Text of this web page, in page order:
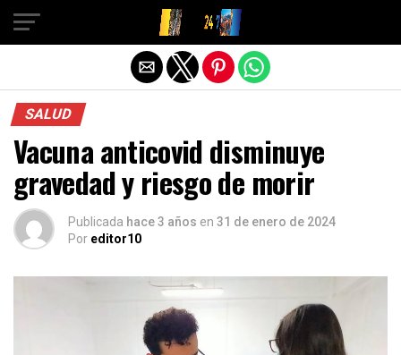
SALUD
Vacuna anticovid disminuye
gravedad y riesgo de morir
Publicada hace 3 años en 31 de enero de 2024
Por editor10
Salir de la versión móvil